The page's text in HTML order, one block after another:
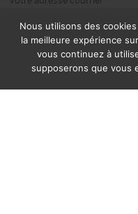
Nous utilisons des
la meilleure expérience
vous continuez à
supposerons que vous